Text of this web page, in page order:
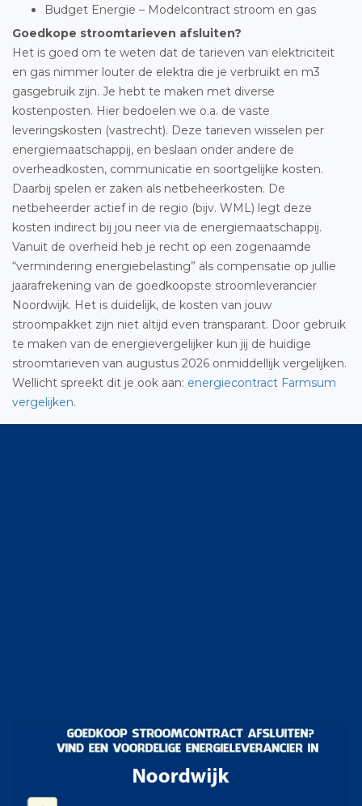
Budget Energie – Modelcontract stroom en gas
Goedkope stroomtarieven afsluiten?
Het is goed om te weten dat de tarieven van elektriciteit
en gas nimmer louter de elektra die je verbruikt en m3
gasgebruik zijn. Je hebt te maken met diverse
kostenposten. Hier bedoelen we o.a. de vaste
leveringskosten (vastrecht). Deze tarieven wisselen per
energiemaatschappij, en beslaan onder andere de
overheadkosten, communicatie en soortgelijke kosten.
Daarbij spelen er zaken als netbeheerkosten. De
netbeheerder actief in de regio (bijv. WML) legt deze
kosten indirect bij jou neer via de energiemaatschappij.
Vanuit de overheid heb je recht op een zogenaamde
“vermindering energiebelasting” als compensatie op jullie
jaarafrekening van de goedkoopste stroomleverancier
Noordwijk. Het is duidelijk, de kosten van jouw
stroompakket zijn niet altijd even transparant. Door gebruik
te maken van de energievergelijker kun jij de huidige
stroomtarieven van augustus 2026 onmiddellijk vergelijken.
Wellicht spreekt dit je ook aan: energiecontract Farmsum
vergelijken.